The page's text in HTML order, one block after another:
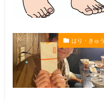
はり・きゅう